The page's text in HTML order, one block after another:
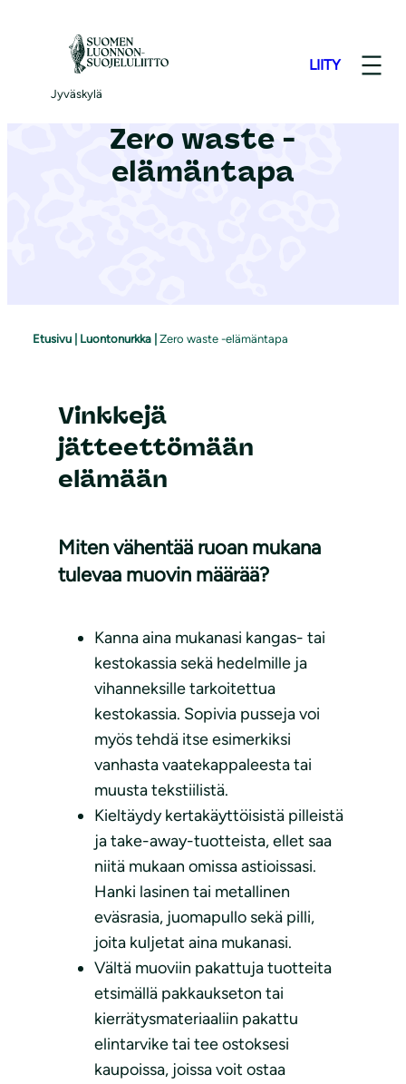
Jyväskylä
LIITY
Zero waste -
elämäntapa
Etusivu Luontonurkka Zero waste -elämäntapa
Vinkkejä
jätteettömään
elämään
Miten vähentää ruoan mukana
tulevaa muovin määrää?
Kanna aina mukanasi kangas- tai
kestokassia sekä hedelmille ja
vihanneksille tarkoitettua
kestokassia. Sopivia pusseja voi
myös tehdä itse esimerkiksi
vanhasta vaatekappaleesta tai
muusta tekstiilistä.
Kieltäydy kertakäyttöisistä pilleistä
ja take-away-tuotteista, ellet saa
niitä mukaan omissa astioissasi.
Hanki lasinen tai metallinen
eväsrasia, juomapullo sekä pilli,
joita kuljetat aina mukanasi.
Vältä muoviin pakattuja tuotteita
etsimällä pakkaukseton tai
kierrätysmateriaaliin pakattu
elintarvike tai tee ostoksesi
kaupoissa, joissa voit ostaa